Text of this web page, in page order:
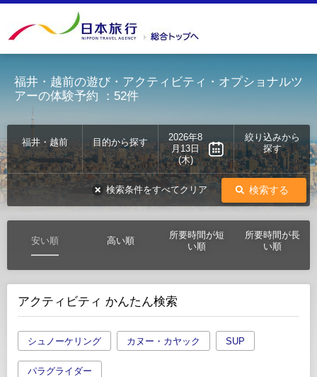
福井・越前の遊び・アクティビティ・オプショナルツ
アーの体験予約 ：52件
福井・越前 目的から探す
2026年8
月13日
(木)
絞り込みから
探す
検索する
検索条件をすべてクリア
安い順 高い順
所要時間が短
い順
所要時間が長
い順
アクティビティ かんたん検索
シュノーケリング カヌー・カヤック SUP
パラグライダー